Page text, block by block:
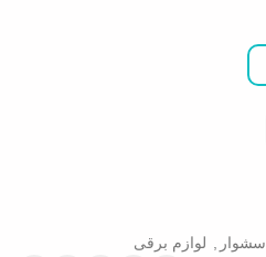
سشوار
لوازم برقی